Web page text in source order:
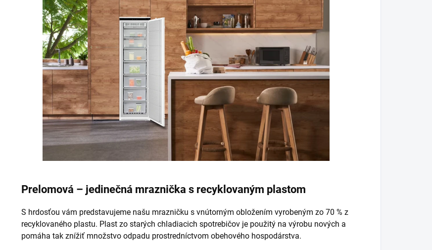
Prelomová – jedinečná mraznička s recyklovaným plastom
S hrdosťou vám predstavujeme našu mrazničku s vnútorným obložením vyrobeným zo 70 % z
recyklovaného plastu. Plast zo starých chladiacich spotrebičov je použitý na výrobu nových a
pomáha tak znížiť množstvo odpadu prostredníctvom obehového hospodárstva.